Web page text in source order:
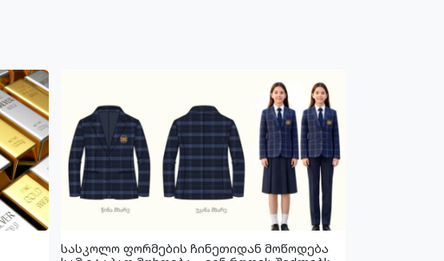
სასკოლო ფორმების ჩინეთიდან მოწოდება